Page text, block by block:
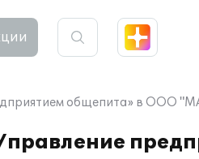
общепита» в ООО